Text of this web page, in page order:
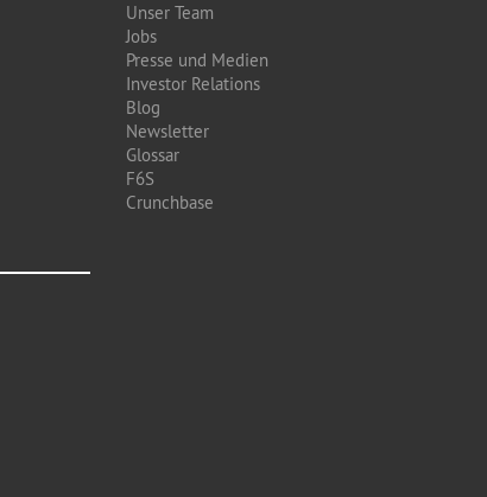
Unser Team
Jobs
Presse und Medien
Investor Relations
Blog
Newsletter
Glossar
F6S
Crunchbase